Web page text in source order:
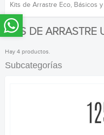
Kits de Arrastre Eco, Básicos
KITS DE ARRASTRE
Hay 4 productos.
Subcategorías